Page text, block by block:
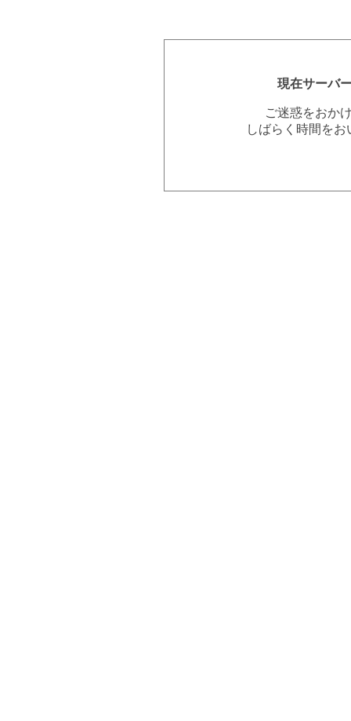
現在サーバ
ご迷惑をおか
しばらく時間を